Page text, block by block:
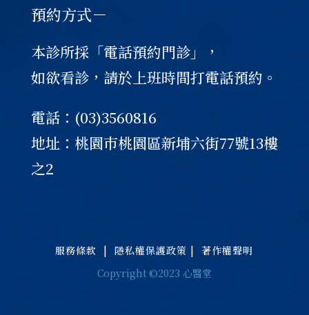
預約方式－
本診所採「電話預約門診」，
如欲看診，請於上班時間打電話預約。
電話：(03)3560816
地址：桃園巿桃園區新埔六街77號13樓
之2
服務條款 |隱私權保護政策 | 著作權聲明
Copyright ©2023 心醫堂